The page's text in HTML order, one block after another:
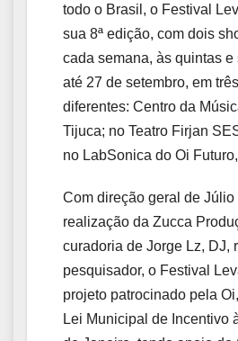
todo o Brasil, o Festival
sua 8ª edição, com dois
cada semana, às quintas e
até 27 de setembro, em
diferentes: Centro da
Tijuca; no Teatro Firjan
no LabSonica do Oi
Com direção geral de Júlio
realização da Zucca
curadoria de Jorge Lz, DJ,
pesquisador, o Festival
projeto patrocinado pela
Lei Municipal de Incentivo